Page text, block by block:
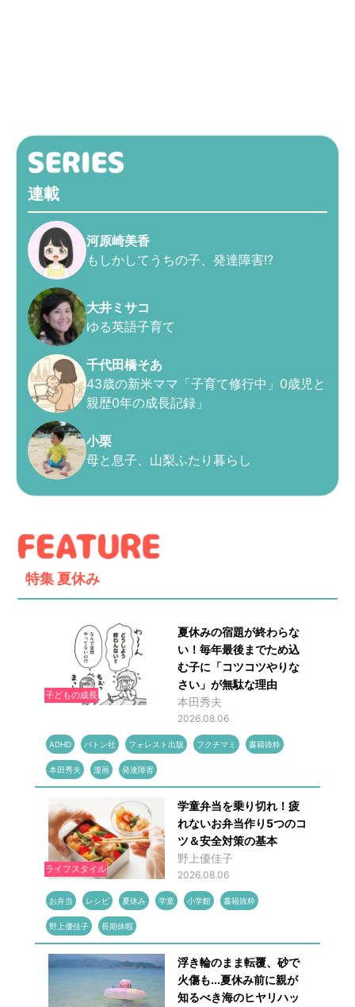
連載
河原崎美香
もしかしてうちの子、発達障害!?
大井ミサコ
ゆる英語子育て
千代田橋そあ
43歳の新米ママ「子育て修行中」0歳児と
親歴0年の成長記録」
小栗
母と息子、山梨ふたり暮らし
特集 夏休み
子どもの成長
夏休みの宿題が終わらな
い！毎年最後までため込
む子に「コツコツやりな
さい」が無駄な理由
本田秀夫
2026.08.06
ADHD バトン社 フォレスト出版 フクチマミ 書籍抜粋
本田秀夫 漫画 発達障害
ライフスタイル
学童弁当を乗り切れ！疲
れないお弁当作り5つのコ
ツ＆安全対策の基本
野上優佳子
2026.08.06
お弁当 レシピ 夏休み 学童 小学館 書籍抜粋
野上優佳子 長期休暇
浮き輪のまま転覆、砂で
火傷も...夏休み前に親が
知るべき海のヒヤリハッ